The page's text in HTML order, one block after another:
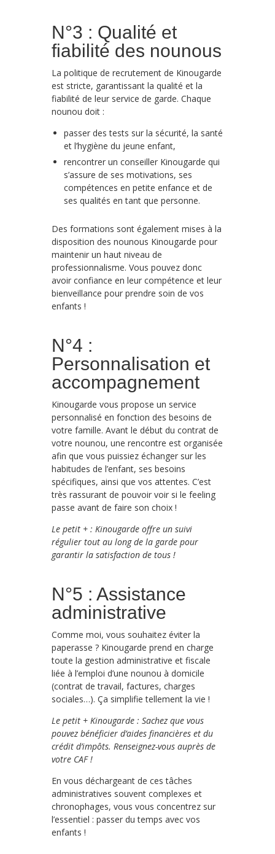
N°3 : Qualité et
fiabilité des nounous
La politique de recrutement de Kinougarde
est stricte, garantissant la qualité et la
fiabilité de leur service de garde. Chaque
nounou doit :
passer des tests sur la sécurité, la santé
et l’hygiène du jeune enfant,
rencontrer un conseiller Kinougarde qui
s’assure de ses motivations, ses
compétences en petite enfance et de
ses qualités en tant que personne.
Des formations sont également mises à la
disposition des nounous Kinougarde pour
maintenir un haut niveau de
professionnalisme. Vous pouvez donc
avoir confiance en leur compétence et leur
bienveillance pour prendre soin de vos
enfants !
N°4 :
Personnalisation et
accompagnement
Kinougarde vous propose un service
personnalisé en fonction des besoins de
votre famille. Avant le début du contrat de
votre nounou, une rencontre est organisée
afin que vous puissiez échanger sur les
habitudes de l’enfant, ses besoins
spécifiques, ainsi que vos attentes. C’est
très rassurant de pouvoir voir si le feeling
passe avant de faire son choix !
Le petit + : Kinougarde offre un suivi
régulier tout au long de la garde pour
garantir la satisfaction de tous !
N°5 : Assistance
administrative
Comme moi, vous souhaitez éviter la
paperasse ? Kinougarde prend en charge
toute la gestion administrative et fiscale
liée à l’emploi d’une nounou à domicile
(contrat de travail, factures, charges
sociales…). Ça simplifie tellement la vie !
Le petit + Kinougarde : Sachez que vous
pouvez bénéficier d’aides financières et du
crédit d’impôts. Renseignez-vous auprès de
votre CAF !
En vous déchargeant de ces tâches
administratives souvent complexes et
chronophages, vous vous concentrez sur
l’essentiel : passer du temps avec vos
enfants !